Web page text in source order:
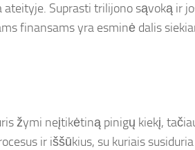
Suprasti trilijono sąvoką ir
finansams yra esminė dalis
žymi neįtikėtiną pinigų kiekį,
ir iššūkius, su kuriais